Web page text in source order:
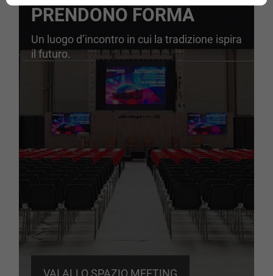
PRENDONO FORMA
Un luogo d’incontro in cui la tradizione ispira
il futuro.
VAI ALLO SPAZIO MEETING